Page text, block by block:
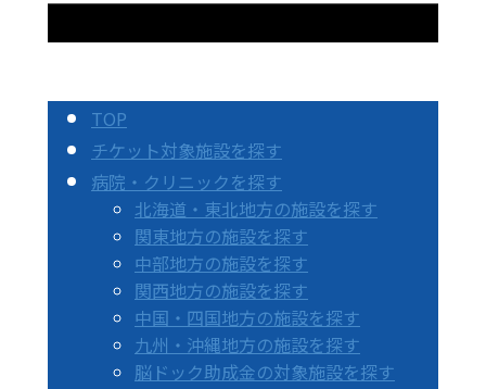
TOP
チケット対象施設を探す
病院・クリニックを探す
北海道・東北地方の施設を探す
関東地方の施設を探す
中部地方の施設を探す
関西地方の施設を探す
中国・四国地方の施設を探す
九州・沖縄地方の施設を探す
脳ドック助成金の対象施設を探す